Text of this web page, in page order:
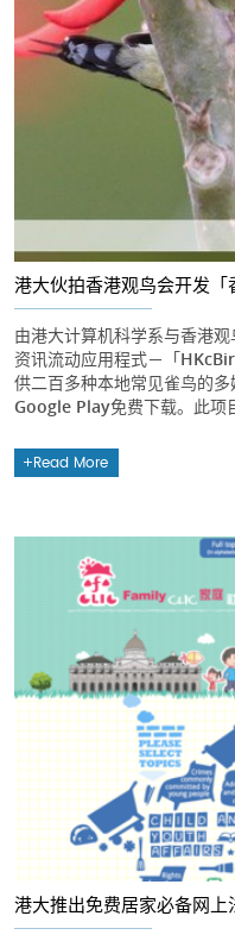
港大伙拍香港观鸟会开发
由港大计算机科学系与香港
资讯流动应用程式－「
供二百多种本地常见雀鸟的
Google Play免费下载。此项
Read More
港大推出免费居家必备网上